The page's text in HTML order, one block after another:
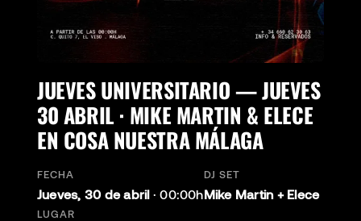
JUEVES UNIVERSITARIO — JUEVES
30 ABRIL · MIKE MARTIN & ELECE
EN COSA NUESTRA MÁLAGA
FECHA
Jueves, 30 de abril·00:00h
DJ SET
Mike Martin + Elece
LUGAR